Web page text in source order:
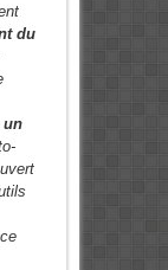
du
un